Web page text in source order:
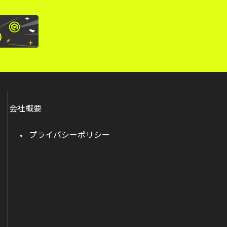
会社概要
プライバシーポリシー